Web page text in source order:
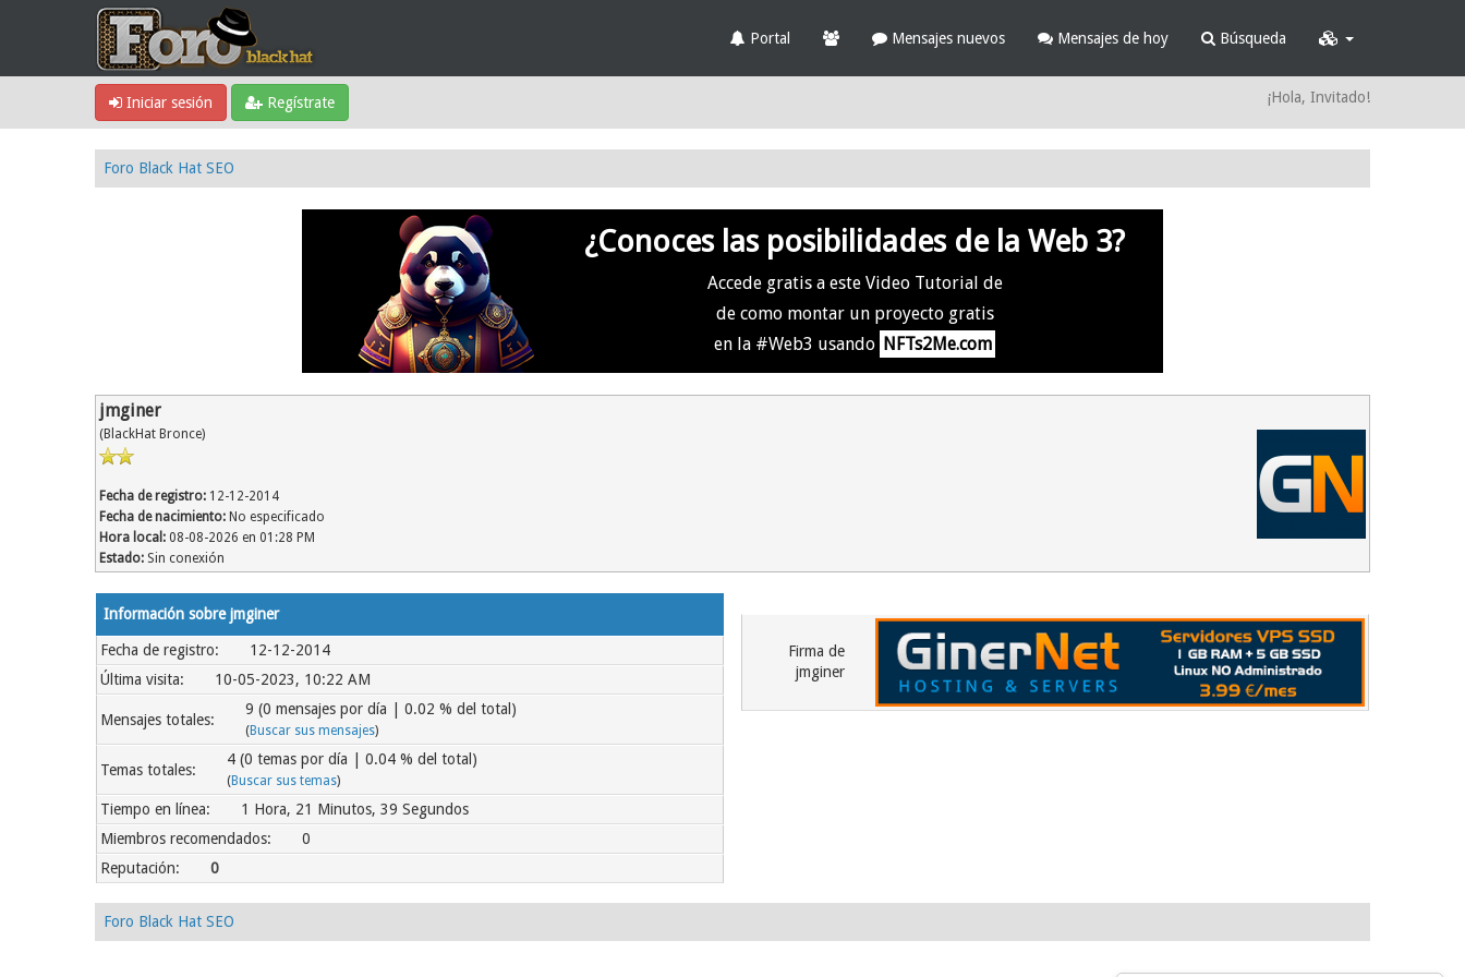
Portal Mensajes nuevos Mensajes de hoy Búsqueda
Iniciar sesión Regístrate ¡Hola, Invitado!
Foro Black Hat SEO
¿Conoces las posibilidades de la Web 3?
Accede gratis a este Video Tutorial de
de como montar un proyecto gratis
en la #Web3 usando NFTs2Me.com
jmginer
(BlackHat Bronce)
Fecha de registro: 12-12-2014
Fecha de nacimiento: No especificado
Hora local: 08-08-2026 en 01:28 PM
Estado: Sin conexión
Información sobre jmginer
Fecha de registro:
12-12-2014
Última visita:
10-05-2023, 10:22 AM
Mensajes totales:
9 (0 mensajes por día | 0.02 % del total)
(Buscar sus mensajes)
Temas totales:
4 (0 temas por día | 0.04 % del total)
(Buscar sus temas)
Tiempo en línea:
1 Hora, 21 Minutos, 39 Segundos
Miembros recomendados:
0
Reputación:
0
Firma de
jmginer
Foro Black Hat SEO